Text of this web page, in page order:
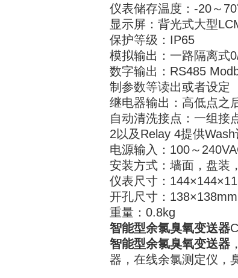
仪表储存温度：-20～
显示屏：背光式大型
保护等级：IP65
模拟输出：一路隔离式
数字输出：RS485
制参数等读出或者设定
继电器输出：高低点之
自动清洗接点：一组接
2以及Relay 4提供Wash
电源输入：100～
安装方式：墙面，盘装
仪表尺寸：
开孔尺寸：138×138mm
重量：0.8kg
智能型余氯臭氧变送器
智能型余氯臭氧变送器
器，在线余氯测定仪，